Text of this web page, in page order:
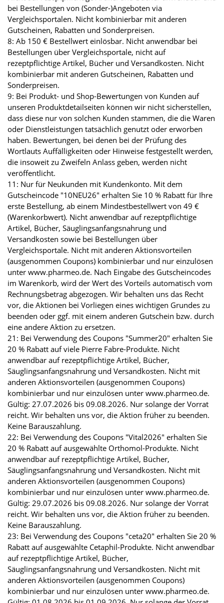
bei Bestellungen von (Sonder-)Angeboten via
Vergleichsportalen. Nicht kombinierbar mit anderen
Gutscheinen, Rabatten und Sonderpreisen.
8: Ab 150 € Bestellwert einlösbar. Nicht anwendbar bei
Bestellungen über Vergleichsportale, nicht auf
rezeptpflichtige Artikel, Bücher und Versandkosten. Nicht
kombinierbar mit anderen Gutscheinen, Rabatten und
Sonderpreisen.
9: Bei Produkt- und Shop-Bewertungen von Kunden auf
unseren Produktdetailseiten können wir nicht sicherstellen,
dass diese nur von solchen Kunden stammen, die die Waren
oder Dienstleistungen tatsächlich genutzt oder erworben
haben. Bewertungen, bei denen bei der Prüfung des
Wortlauts Auffälligkeiten oder Hinweise festgestellt werden,
die insoweit zu Zweifeln Anlass geben, werden nicht
veröffentlicht.
11: Nur für Neukunden mit Kundenkonto. Mit dem
Gutscheincode "10NEU26" erhalten Sie 10 % Rabatt für Ihre
erste Bestellung, ab einem Mindestbestellwert von 49 €
(Warenkorbwert). Nicht anwendbar auf rezeptpflichtige
Artikel, Bücher, Säuglingsanfangsnahrung und
Versandkosten sowie bei Bestellungen über
Vergleichsportale. Nicht mit anderen Aktionsvorteilen
(ausgenommen Coupons) kombinierbar und nur einzulösen
unter www.pharmeo.de. Nach Eingabe des Gutscheincodes
im Warenkorb, wird der Wert des Vorteils automatisch vom
Rechnungsbetrag abgezogen. Wir behalten uns das Recht
vor, die Aktionen bei Vorliegen eines wichtigen Grundes zu
beenden oder ggf. mit einem anderen Gutschein bzw. durch
eine andere Aktion zu ersetzen.
21: Bei Verwendung des Coupons "Summer20" erhalten Sie
20 % Rabatt auf viele Pierre Fabre-Produkte. Nicht
anwendbar auf rezeptpflichtige Artikel, Bücher,
Säuglingsanfangsnahrung und Versandkosten. Nicht mit
anderen Aktionsvorteilen (ausgenommen Coupons)
kombinierbar und nur einzulösen unter www.pharmeo.de.
Gültig: 27.07.2026 bis 09.08.2026. Nur solange der Vorrat
reicht. Wir behalten uns vor, die Aktion früher zu beenden.
Keine Barauszahlung.
22: Bei Verwendung des Coupons "Vital2026" erhalten Sie
20 % Rabatt auf ausgewählte Orthomol-Produkte. Nicht
anwendbar auf rezeptpflichtige Artikel, Bücher,
Säuglingsanfangsnahrung und Versandkosten. Nicht mit
anderen Aktionsvorteilen (ausgenommen Coupons)
kombinierbar und nur einzulösen unter www.pharmeo.de.
Gültig: 29.07.2026 bis 09.08.2026. Nur solange der Vorrat
reicht. Wir behalten uns vor, die Aktion früher zu beenden.
Keine Barauszahlung.
23: Bei Verwendung des Coupons "ceta20" erhalten Sie 20 %
Rabatt auf ausgewählte Cetaphil-Produkte. Nicht anwendbar
auf rezeptpflichtige Artikel, Bücher,
Säuglingsanfangsnahrung und Versandkosten. Nicht mit
anderen Aktionsvorteilen (ausgenommen Coupons)
kombinierbar und nur einzulösen unter www.pharmeo.de.